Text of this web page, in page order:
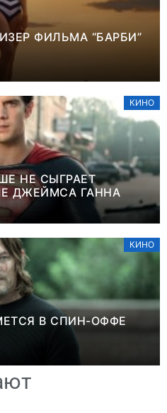
ФИЛЬМА “БАРБИ”
КИНО
НЕ СЫГРАЕТ
ДЖЕЙМСА ГАННА
КИНО
В СПИН-ОФФЕ
Победительница
«Неймовірних